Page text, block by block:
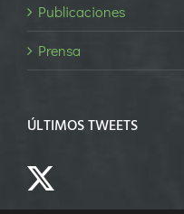
Publicaciones
Prensa
ÚLTIMOS TWEETS